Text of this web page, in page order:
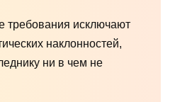
требования исключают
наклонностей,
ни в чем не